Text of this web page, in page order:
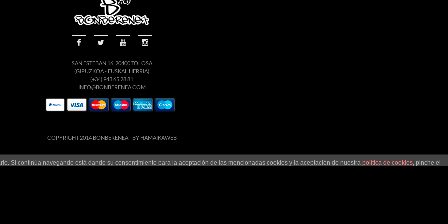
SAN ESTEBAN 16, 20400 TOLOSA
(GIPUZKOA - EUSKAL HERRIA)
(+34) 943.65.28.81
INFO@BONBERENEA.COM
COPYRIGHT 2014 BONBERENEA - BY HAMAIKAWEB
Si continúa navegando está dando su consentimiento para la aceptación de las mencionadas cookies y la aceptación de nuestra política de cookies, pinche el
enlace para mayor información.